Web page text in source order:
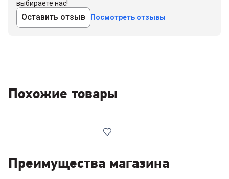
выбираете нас!
Оставить отзыв Посмотреть отзывы
Похожие товары
Преимущества магазина